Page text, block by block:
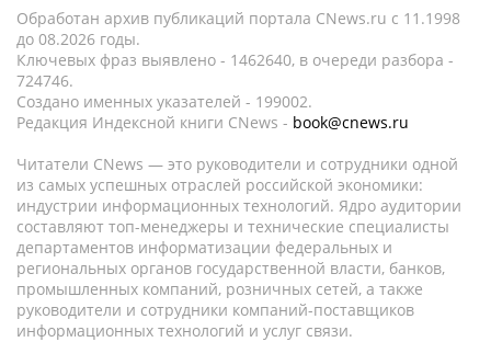
Обработан архив публикаций портала CNews.ru c 11.1998
до 08.2026 годы.
Ключевых фраз выявлено - 1462640, в очереди разбора -
724746.
Создано именных указателей - 199002.
Редакция Индексной книги CNews - book@cnews.ru
Читатели CNews — это руководители и сотрудники одной
из самых успешных отраслей российской экономики:
индустрии информационных технологий. Ядро аудитории
составляют топ-менеджеры и технические специалисты
департаментов информатизации федеральных и
региональных органов государственной власти, банков,
промышленных компаний, розничных сетей, а также
руководители и сотрудники компаний-поставщиков
информационных технологий и услуг связи.